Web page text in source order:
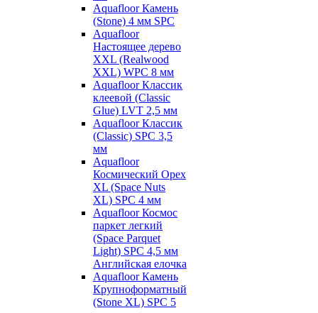
Aquafloor Камень
(Stone) 4 мм SPC
Aquafloor
Настоящее дерево
XXL (Realwood
XXL) WPC 8 мм
Aquafloor Классик
клеевой (Classic
Glue) LVT 2,5 мм
Aquafloor Классик
(Classic) SPC 3,5
мм
Aquafloor
Космический Орех
XL (Space Nuts
XL) SPC 4 мм
Aquafloor Космос
паркет легкий
(Space Parquet
Light) SPC 4,5 мм
Английская елочка
Aquafloor Камень
Крупноформатный
(Stone XL) SPC 5